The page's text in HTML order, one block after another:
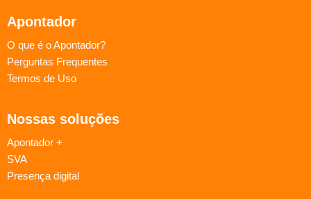
Apontador
O que é o Apontador?
Perguntas Frequentes
Termos de Uso
Nossas soluções
Apontador +
SVA
Presença digital